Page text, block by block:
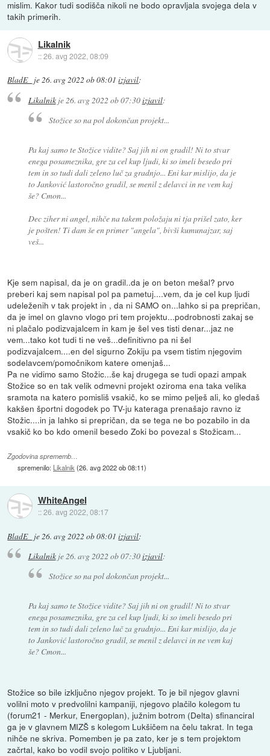
mislim. Kakor tudi sodišča nikoli ne bodo opravljala svojega dela v
takih primerih.
Likalnik
::26. avg 2022, 08:09
BladE_ je26. avg 2022 ob 08:01 izjavil:
Likalnikje26. avg 2022 ob 07:30izjavil:
Stožice so na pol dokončan projekt...
Pa kaj samo te Stožice vidite? Saj jih ni on gradil! Ni to stvar
enega posameznika, gre za cel kup ljudi, ki so imeli besedo pri
tem in so tudi dali zeleno luč za gradnjo... Eni kar mislijo, da je
to Janković lastoročno gradil, se menil z delavci in ne vem kaj
še? Cmon...
Dec ziher ni angel, nihče na takem položaju ni tja prišel zato, ker
je pošten! Ti dam še en primer "angela", bivši kumunajzar, saj
veš...
Kje sem napisal, da je on gradil..da je on beton mešal? prvo
preberi kaj sem napisal pol pa pametuj....vem, da je cel kup ljudi
udeleženih v tak projekt in , da ni SAMO on...lahko si pa prepričan,
da je imel on glavno vlogo pri tem projektu...podrobnosti zakaj se
ni plačalo podizvajalcem in kam je šel ves tisti denar...jaz ne
vem...tako kot tudi ti ne veš...definitivno pa ni šel
podizvajalcem....en del sigurno Zokiju pa vsem tistim njegovim
sodelavcem/pomočnikom katere omenjaš...
Pa ne vidimo samo Stožic...še kaj drugega se tudi opazi ampak
Stožice so en tak velik odmevni projekt oziroma ena taka velika
sramota na katero pomisliš vsakič, ko se mimo pelješ ali, ko gledaš
kakšen športni dogodek po TV-ju kateraga prenašajo ravno iz
Stožic....in ja lahko si prepričan, da se tega ne bo pozabilo in da
vsakič ko bo kdo omenil besedo Zoki bo povezal s Stožicam...
Zgodovina sprememb…
spremenilo: Likalnik (26. avg 2022 ob 08:11)
WhiteAngel
::26. avg 2022, 08:17
BladE_ je26. avg 2022 ob 08:01 izjavil:
Likalnikje26. avg 2022 ob 07:30izjavil:
Stožice so na pol dokončan projekt...
Pa kaj samo te Stožice vidite? Saj jih ni on gradil! Ni to stvar
enega posameznika, gre za cel kup ljudi, ki so imeli besedo pri
tem in so tudi dali zeleno luč za gradnjo... Eni kar mislijo, da je
to Janković lastoročno gradil, se menil z delavci in ne vem kaj
še? Cmon...
Stožice so bile izključno njegov projekt. To je bil njegov glavni
volilni moto v predvolilni kampaniji, njegovo plačilo kolegom tu
(forum21 - Merkur, Energoplan), južnim botrom (Delta) sfinanciral
ga je v glavnem MIZŠ s kolegom Lukšičem na čelu takrat. In tega
nihče ne skriva. Pomemben je pa zato, ker je s tem projektom
začrtal, kako bo vodil svojo politiko v Ljubljani.